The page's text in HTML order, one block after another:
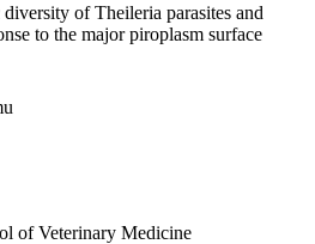
of Theileria parasites and
to the major piroplasm surface
of Veterinary Medicine